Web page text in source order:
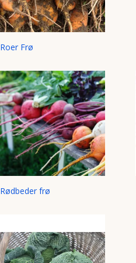
Roer Frø
Rødbeder frø